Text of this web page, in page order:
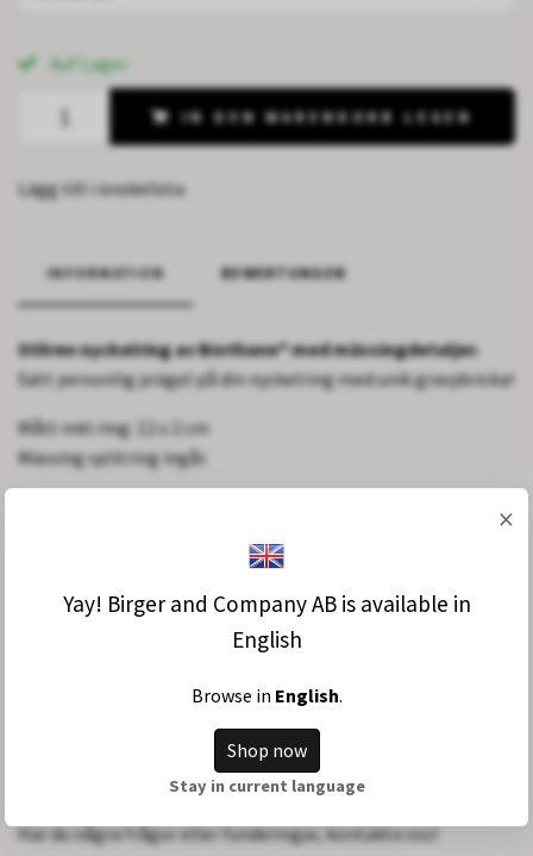
Auf Lager.
IN DEN WARENKORB LEGEN
Lägg till i önskelista
INFORMATION BEWERTUNGEN
Stilren nyckelring av Biothane® med mässingdetaljer.
Sätt personlig prägel på din nyckelring med unik gravybricka!
Mått inkl ring: 12 x 2 cm
Mässing splitring ingår.
Brickans storlek:2 cm
Kontrollera din stavning noggrant innan
beställningen läggs. Vi påbörjar oftast beställningen
omgående efter lagd order, vi kan därför inte korrigera
texten efter lagd order. Öppet köp/bytesrätt gäller ej vid
beställning av personliga produkter/produkter som
tillverkas på beställning.
Har du några frågor eller funderingar,kontakta oss!
×
Yay! Birger and Company AB is available in
English
Browse in English.
Shop now
Stay in current language